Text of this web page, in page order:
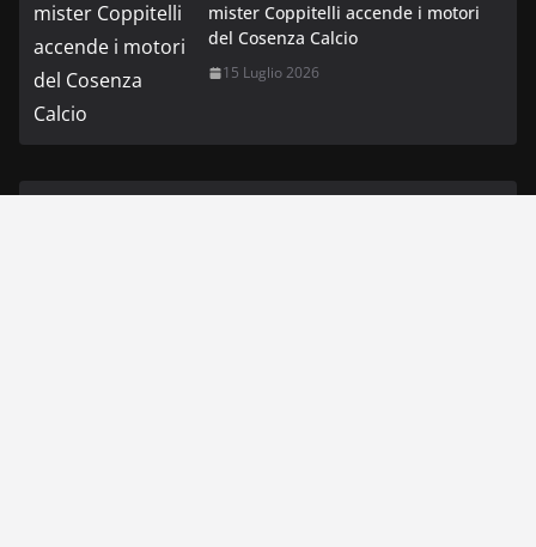
mister Coppitelli accende i motori
del Cosenza Calcio
15 Luglio 2026